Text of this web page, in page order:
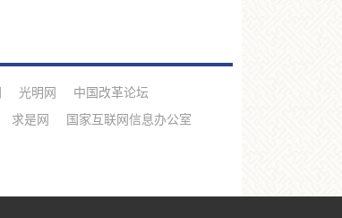
光明网
中国改革论坛
求是网
国家互联网信息办公室